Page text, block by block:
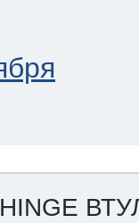
HINGE